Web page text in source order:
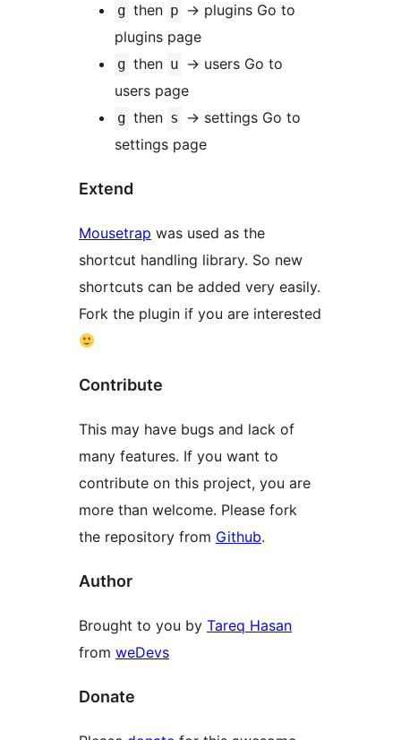
g then p → plugins Go to
plugins page
g then u → users Go to
users page
g then s → settings Go to
settings page
Extend
Mousetrap was used as the
shortcut handling library. So new
shortcuts can be added very easily.
Fork the plugin if you are interested
Contribute
This may have bugs and lack of
many features. If you want to
contribute on this project, you are
more than welcome. Please fork
the repository from Github.
Author
Brought to you by Tareq Hasan
from weDevs
Donate